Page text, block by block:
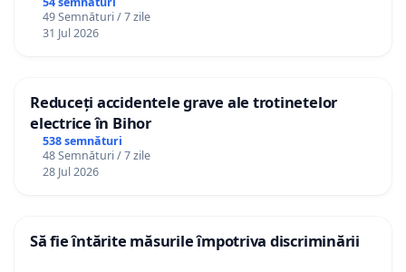
12 ani
49 Semnături / 7 zile
31 Jul 2026
Reduceți accidentele grave ale trotinetelor
electrice în Bihor
538 semnături
48 Semnături / 7 zile
28 Jul 2026
Să fie întărite măsurile împotriva discriminării